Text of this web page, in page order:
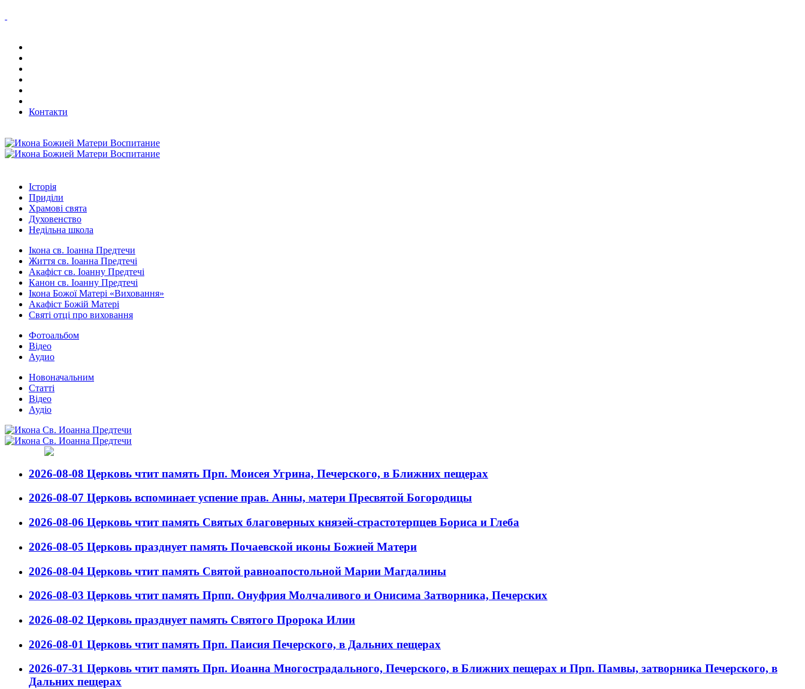
Контакти
Історія
Приділи
Храмові свята
Духовенство
Недільна школа
Ікона св. Іоанна Предтечи
Життя св. Іоанна Предтечі
Акафіст св. Іоанну Предтечі
Канон св. Іоанну Предтечі
Ікона Божої Матері «Виховання»
Акафіст Божій Матері
Святі отці про виховання
Фотоальбом
Відео
Аудио
Новоначальним
Статті
Відео
Аудіо
2026-08-08 Церковь чтит память Прп. Моисея Угрина, Печерского, в Ближних пещерах
2026-08-07 Церковь вспоминает успение прав. Анны, матери Пресвятой Богородицы
2026-08-06 Церковь чтит память Святых благоверных князей-страстотерпцев Бориса и Глеба
2026-08-05 Церковь празднует память Почаевской иконы Божией Матери
2026-08-04 Церковь чтит память Святой равноапостольной Марии Магдалины
2026-08-03 Церковь чтит память Прпп. Онуфрия Молчаливого и Онисима Затворника, Печерских
2026-08-02 Церковь празднует память Святого Пророка Илии
2026-08-01 Церковь чтит память Прп. Паисия Печерского, в Дальних пещерах
2026-07-31 Церковь чтит память Прп. Иоанна Многострадального, Печерского, в Ближних пещерах и Прп. Памвы, затворника Печерского, в
Дальних пещерах